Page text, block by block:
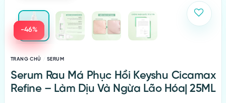
-46%
TRANG CHỦ SERUM
Serum Rau Má Phục Hồi Keyshu Cicamax
Refine – Làm Dịu Và Ngừa Lão Hóa| 25ML